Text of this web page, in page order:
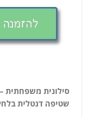
סילונית משפחתית
שטיפה דנטלית